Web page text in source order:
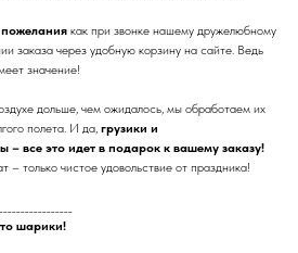
как при звонке нашему дружелюбному
заказа через удобную корзину на сайте. Ведь
значение!
дольше, чем ожидалось, мы обработаем их
полета. И да, грузики и
– все это идет в подарок к вашему заказу!
– только чистое удовольствие от праздника!
шарики!